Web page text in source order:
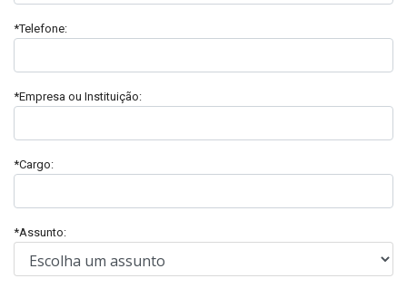
*Telefone:
*Empresa ou Instituição:
*Cargo:
*Assunto: